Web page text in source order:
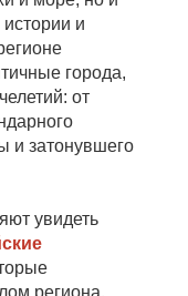
и
города,
от
и затонувшего
увидеть
региона.